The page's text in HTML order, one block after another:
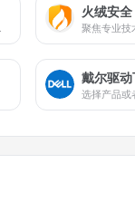
载
火绒安全
戴尔驱